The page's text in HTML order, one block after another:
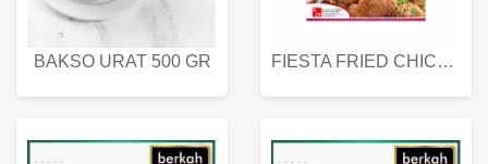
BAKSO URAT 500 GR FIESTA FRIED CHICKEN 500 GR